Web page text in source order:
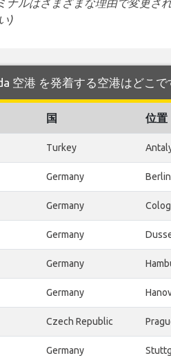
ナルはさまざまな理由で変更
)
空港 を発着する空港はどこで
国 位置
Turkey
Germany
Germany
Germany
Germany
Germany
Czech Republic
Germany